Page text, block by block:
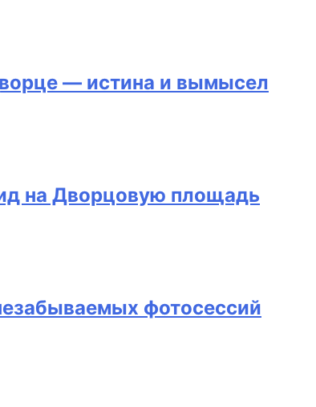
— истина и вымысел
на Дворцовую площадь
фотосессий